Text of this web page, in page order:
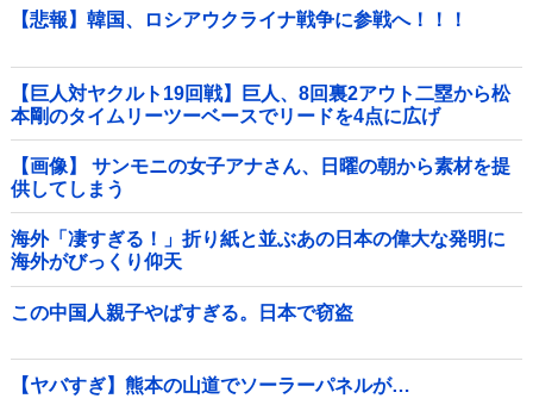
【悲報】韓国、ロシアウクライナ戦争に参戦へ！！！
【巨人対ヤクルト19回戦】巨人、8回裏2アウト二塁から松
本剛のタイムリーツーベースでリードを4点に広げ
る！！！！！！！！他
【画像】 サンモニの女子アナさん、日曜の朝から素材を提
供してしまう
海外「凄すぎる！」折り紙と並ぶあの日本の偉大な発明に
海外がびっくり仰天
この中国人親子やばすぎる。日本で窃盗
【ヤバすぎ】熊本の山道でソーラーパネルが…